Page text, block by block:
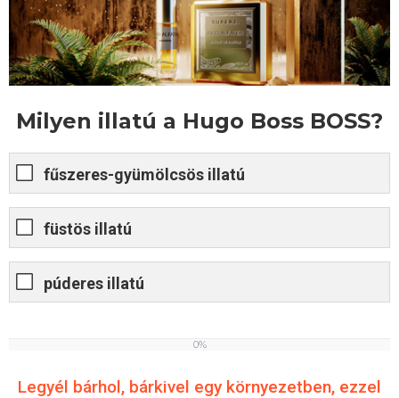
Milyen illatú a Hugo Boss BOSS?
fűszeres-gyümölcsös illatú
füstös illatú
púderes illatú
0%
Legyél bárhol, bárkivel egy környezetben, ezzel